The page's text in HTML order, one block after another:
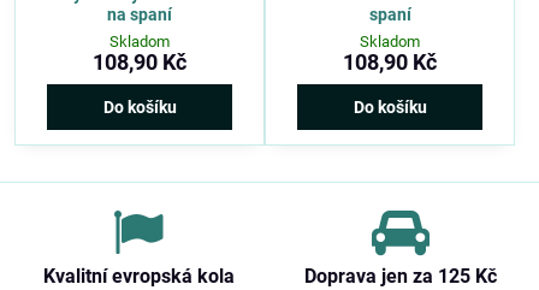
na spaní
Skladom
108,90 Kč
Do košíku
spaní
Skladom
108,90 Kč
Do košíku
Kvalitní evropská kola Doprava jen za 125 Kč